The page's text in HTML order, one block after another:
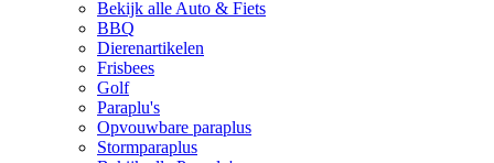
Bekijk alle Auto & Fiets
BBQ
Dierenartikelen
Frisbees
Golf
Paraplu's
Opvouwbare paraplus
Stormparaplus